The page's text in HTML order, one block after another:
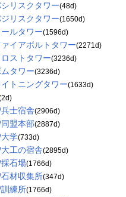
リスクタワー(48d)
リスクタワー(1650d)
ルタワー(1596d)
イアボルトタワー(2271d)
ストタワー(3236d)
タワー(3236d)
トニングタワー(1633d)
士宿舎(2906d)
盟本部(2887d)
学(733d)
工の宿舎(2895d)
石場(1766d)
材収集所(347d)
練所(1766d)